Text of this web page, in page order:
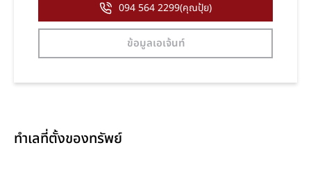
094 564 2299(คุณปุ้ย)
ข้อมูลเอเจ้นท์
ทำเลที่ตั้งของทรัพย์